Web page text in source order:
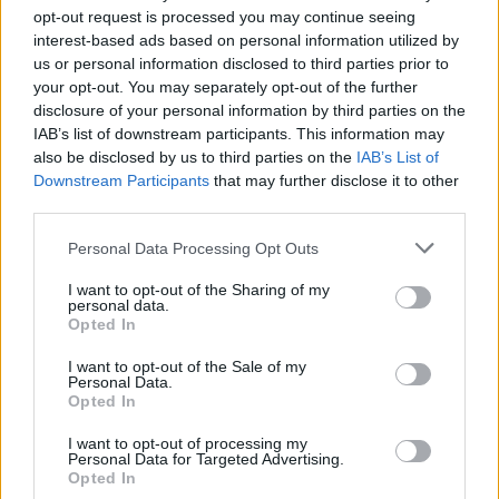
opt-out request is processed you may continue seeing
interest-based ads based on personal information utilized by
us or personal information disclosed to third parties prior to
your opt-out. You may separately opt-out of the further
disclosure of your personal information by third parties on the
IAB’s list of downstream participants. This information may
also be disclosed by us to third parties on the IAB’s List of
Downstream Participants that may further disclose it to other
Personal Data Processing Opt Outs
I want to opt-out of the Sharing of my
personal data.
Opted In
I want to opt-out of the Sale of my
Personal Data.
Opted In
I want to opt-out of processing my
Personal Data for Targeted Advertising.
Opted In
Ουκρανία: Με Μίχαϊλιουκ και Λεν κόντρα στην Ελλάδα
Άρης: Ανακοίνωσε την
απόκτηση του Άνταμ Μοκόκα -
Δωρεά της ΚΑΕ στους
πυρόπληκτους
Β.Σ. Καρούλιας: Τζίρος 98,7
εκατ. ευρώ και αύξηση κερδών
57% - Τα νέα στοιχήματα σε
Metlen: Ρεκόρ EBITDA στο α' εξάμηνο, στα 550 εκατ. ευρώ – Καθαρά
κέρδη 313 εκατ. ευρώ
σε 843 μέσα ενημέρωσης-
Ξεκίνησε το πενταετές
πρόγραμμα ενίσχυσης του
ξεκίνησε το πρόγραμμα
στήριξης- Κάλυψη εισφορών